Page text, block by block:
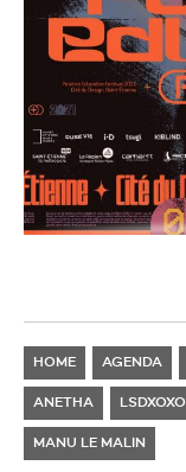
HOME AGENDA
ANETHA LSDXOXO
MANU LE MALIN